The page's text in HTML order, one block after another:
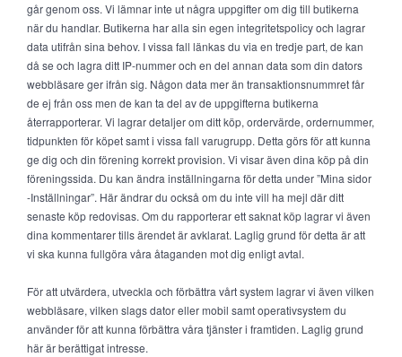
går genom oss. Vi lämnar inte ut några uppgifter om dig till butikerna
när du handlar. Butikerna har alla sin egen integritetspolicy och lagrar
data utifrån sina behov. I vissa fall länkas du via en tredje part, de kan
då se och lagra ditt IP-nummer och en del annan data som din dators
webbläsare ger ifrån sig. Någon data mer än transaktionsnummret får
de ej från oss men de kan ta del av de uppgifterna butikerna
återrapporterar. Vi lagrar detaljer om ditt köp, ordervärde, ordernummer,
tidpunkten för köpet samt i vissa fall varugrupp. Detta görs för att kunna
ge dig och din förening korrekt provision. Vi visar även dina köp på din
föreningssida. Du kan ändra inställningarna för detta under ”Mina sidor
-Inställningar”. Här ändrar du också om du inte vill ha mejl där ditt
senaste köp redovisas. Om du rapporterar ett saknat köp lagrar vi även
dina kommentarer tills ärendet är avklarat. Laglig grund för detta är att
vi ska kunna fullgöra våra åtaganden mot dig enligt avtal.
För att utvärdera, utveckla och förbättra vårt system lagrar vi även vilken
webbläsare, vilken slags dator eller mobil samt operativsystem du
använder för att kunna förbättra våra tjänster i framtiden. Laglig grund
här är berättigat intresse.